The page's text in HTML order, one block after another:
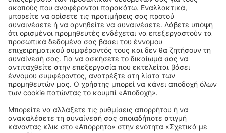
Copyright © eSky.gr. Με την επιφύλαξη παντός νομίμου δικαιώματος.